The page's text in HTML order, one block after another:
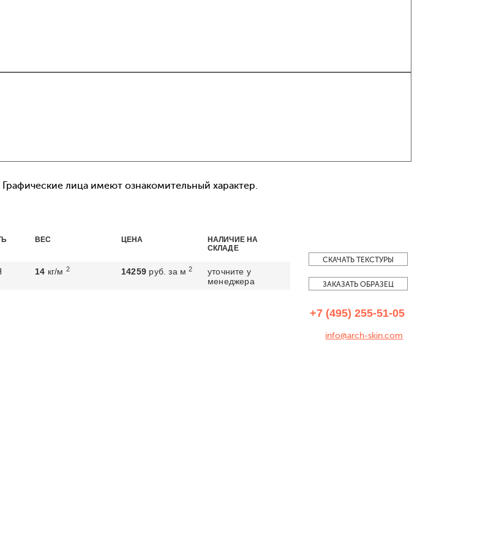
Графические лица имеют ознакомительный характер.
ВЕС
14 кг/м 2
ЦЕНА
14259 руб. за м2
НАЛИЧИЕ НА
СКЛАДЕ
уточните у
менеджера
СКАЧАТЬ ТЕКСТУРЫ
ЗАКАЗАТЬ ОБРАЗЕЦ
+7 (495) 255-51-05
info@arch-skin.com